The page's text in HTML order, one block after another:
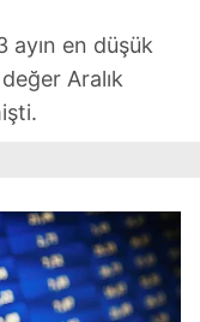
yönelik
amaçlarıyla
Bilgilendirme
Kanunu uyarınca
ayın en düşük
Aralık